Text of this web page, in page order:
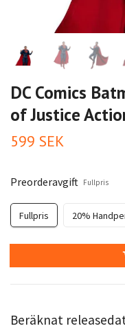
DC Comics
of Justice
599 SEK
Preorderavgift Fullpris
Fullpris 20%
Beräknat